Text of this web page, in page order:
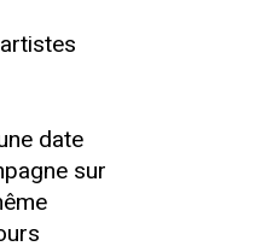
date
sur